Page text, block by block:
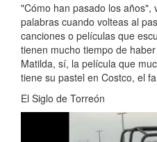
"Cómo han pasado los años",
palabras cuando volteas al
canciones o películas que
tienen mucho tiempo de
Matilda, sí, la película que
tiene su pastel en Costco, el
El Siglo de Torreón